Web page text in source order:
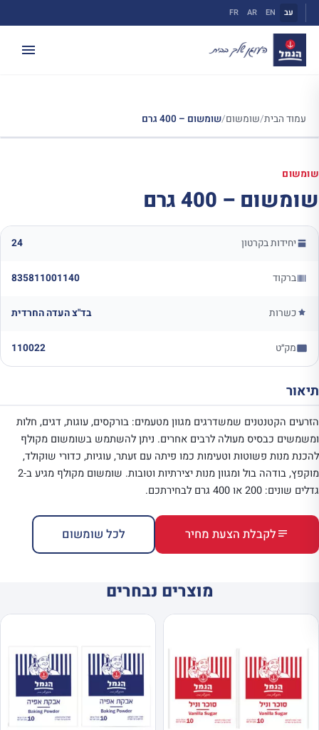
לתוכן
עב EN
AR
FR
עמוד הבית/שומשום/שומשום – 400 גרם
שומשום
שומשום – 400 גרם
יחידות בקרטון 24
ברקוד 835811001140
כשרות בד"צ העדה החרדית
מק״ט 110022
תיאור
הזרעים הקטנטנים שמשדרגים מגוון מטעמים: בורקסים, עוגות, דגים, חלות
ומשמשים כבסיס מעולה לרבים אחרים. ניתן להשתמש בשומשום מקולף
להכנת מנות פשוטות וטעימות כמו פיתה עם זעתר, עוגיות, כדורי שוקולד,
מוקפץ, בודהה בול ומגוון מנות יצירתיות וטובות. שומשום מקולף מגיע ב-2
גדלים שונים: 200 או 400 גרם לבחירתכם.
לקבלת הצעת מחיר לכל שומשום
מוצרים נבחרים